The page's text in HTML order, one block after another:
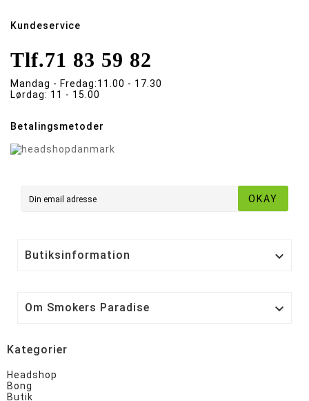
Kundeservice
Tlf.71 83 59 82
Mandag - Fredag:11.00 - 17.30
Lørdag: 11 - 15.00
Betalingsmetoder
OKAY
Butiksinformation 
Om Smokers Paradise 
Kategorier
Headshop
Bong
Butik